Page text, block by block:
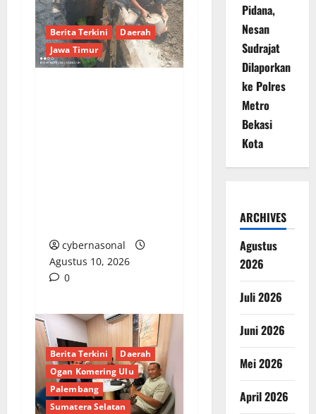
Berita Terkini
Daerah
Jawa Timur
cybernasonal
Agustus 10, 2026
0
Berita Terkini
Daerah
Ogan Komering Ulu
Palembang
Sumatera Selatan
Pidana,
Nesan
Sudrajat
Dilaporkan
ke Polres
Metro
Bekasi
Kota
ARCHIVES
Agustus
2026
Juli 2026
Juni 2026
Mei 2026
April 2026